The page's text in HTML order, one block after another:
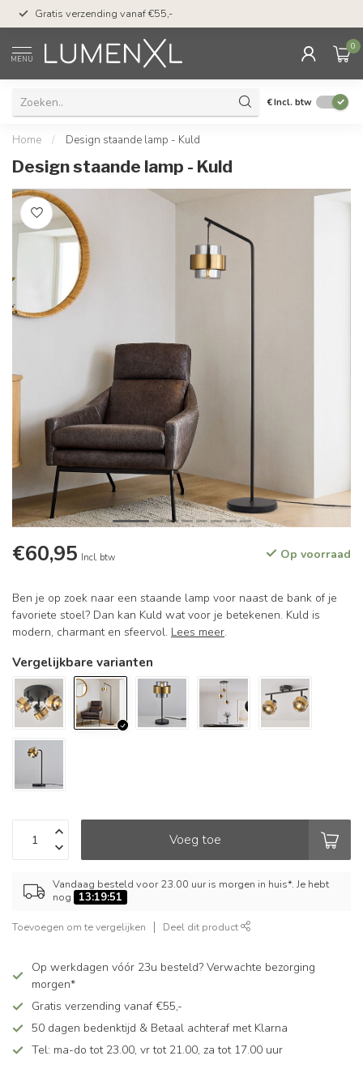
Gratis verzending vanaf €55,-
MENU
0
€Incl. btw
Home / Design staande lamp - Kuld
Design staande lamp - Kuld
€60,95 Incl. btw Op voorraad
Ben je op zoek naar een staande lamp voor naast de bank of je
favoriete stoel? Dan kan Kuld wat voor je betekenen. Kuld is
modern, charmant en sfeervol. Lees meer.
Vergelijkbare varianten
Voeg toe
Vandaag besteld voor 23.00 uur is morgen in huis*. Je hebt
nog
13:19:50
Toevoegen om te vergelijken Deel dit product
Op werkdagen vóór 23u besteld? Verwachte bezorging
morgen*
Gratis verzending vanaf €55,-
50 dagen bedenktijd & Betaal achteraf met Klarna
Tel: ma-do tot 23.00, vr tot 21.00, za tot 17.00 uur